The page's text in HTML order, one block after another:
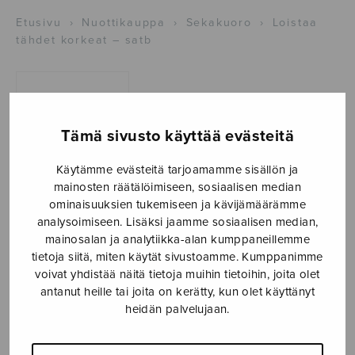
Tämä sivusto käyttää evästeitä
Käytämme evästeitä tarjoamamme sisällön ja
mainosten räätälöimiseen, sosiaalisen median
ominaisuuksien tukemiseen ja kävijämäärämme
analysoimiseen. Lisäksi jaamme sosiaalisen median,
mainosalan ja analytiikka-alan kumppaneillemme
tietoja siitä, miten käytät sivustoamme. Kumppanimme
voivat yhdistää näitä tietoja muihin tietoihin, joita olet
antanut heille tai joita on kerätty, kun olet käyttänyt
heidän palvelujaan.
Etusivu › Nuottikauppa › Sekakuoro ›
Loistaa
tähdet korkeat – satb
Loistaa tähdet
korkeat – satb
Mirola Pekka